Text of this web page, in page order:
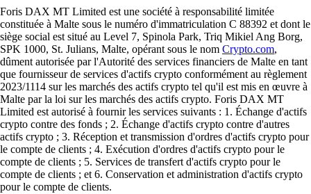
Foris DAX MT Limited est une société à responsabilité limitée
constituée à Malte sous le numéro d'immatriculation C 88392 et dont le
siège social est situé au Level 7, Spinola Park, Triq Mikiel Ang Borg,
SPK 1000, St. Julians, Malte, opérant sous le nom Crypto.com,
dûment autorisée par l'Autorité des services financiers de Malte en tant
que fournisseur de services d'actifs crypto conformément au règlement
2023/1114 sur les marchés des actifs crypto tel qu'il est mis en œuvre à
Malte par la loi sur les marchés des actifs crypto. Foris DAX MT
Limited est autorisé à fournir les services suivants : 1. Échange d'actifs
crypto contre des fonds ; 2. Échange d'actifs crypto contre d'autres
actifs crypto ; 3. Réception et transmission d'ordres d'actifs crypto pour
le compte de clients ; 4. Exécution d'ordres d'actifs crypto pour le
compte de clients ; 5. Services de transfert d'actifs crypto pour le
compte de clients ; et 6. Conservation et administration d'actifs crypto
pour le compte de clients.